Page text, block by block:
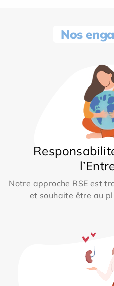
Nos
Notre approche RSE est
et souhaite être au